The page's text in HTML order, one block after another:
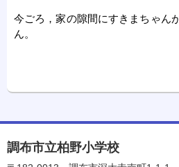
今ごろ，家の隙間にすきまちゃん
ん。
調布市立柏野小学校